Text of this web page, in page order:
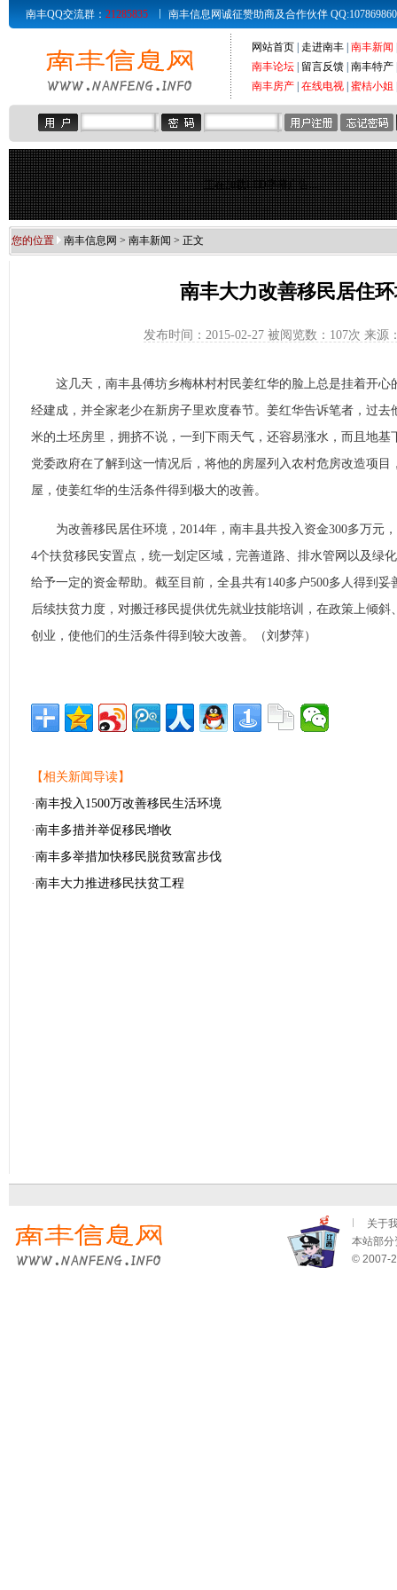
南丰QQ交流群： 21285835 南丰信息网诚征赞助商及合作伙伴
网站首页 走进南丰 南丰新闻
南丰论坛
留言反馈 南丰特产
南丰房产 在线电视 蜜桔小姐
正在加载LED字幕广告...
您的位置 南丰信息网 > 南丰新闻 > 正文
南丰大力改善移民居住
发布时间：2015-02-27 被阅览数： 107次 来源
这几天，南丰县傅坊乡梅林村村民姜红华的脸上总是挂着开心
经建成，并全家老少在新房子里欢度春节。姜红华告诉笔者，过去
米的土坯房里，拥挤不说，一到下雨天气，还容易涨水，而且地基
党委政府在了解到这一情况后，将他的房屋列入农村危房改造项目
屋，使姜红华的生活条件得到极大的改善。
为改善移民居住环境，2014年，南丰县共投入资金300多万元
4个扶贫移民安置点，统一划定区域，完善道路、排水管网以及绿
给予一定的资金帮助。截至目前，全县共有140多户500多人得到
后续扶贫力度，对搬迁移民提供优先就业技能培训，在政策上倾斜
创业，使他们的生活条件得到较大改善。（刘梦萍）
【相关新闻导读】
·南丰投入1500万改善移民生活环境
·南丰多措并举促移民增收
·南丰多举措加快移民脱贫致富步伐
·南丰大力推进移民扶贫工程
关于
本站部分
© 2007-